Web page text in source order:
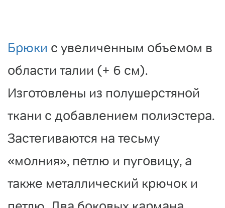
Брюки с увеличенным объемом в
области талии (+ 6 см).
Изготовлены из полушерстяной
ткани с добавлением полиэстера.
Застегиваются на тесьму
«молния», петлю и пуговицу, а
также металлический крючок и